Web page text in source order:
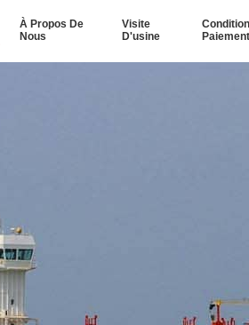
À Propos De
Nous
Visite
D'usine
Paiement